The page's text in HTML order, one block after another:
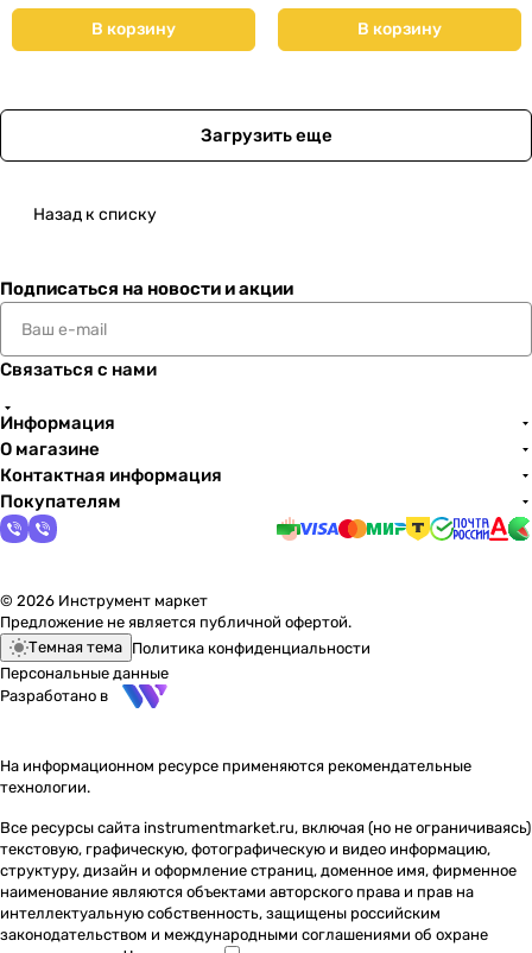
В корзину В корзину
Загрузить еще
Назад к списку
Подписаться на новости и акции
Связаться с нами
Информация
О магазине
Контактная информация
Покупателям
© 2026 Инструмент маркет
Предложение не является публичной офертой.
Темная тема Политика конфиденциальности
Персональные данные
Разработано в
На информационном ресурсе применяются рекомендательные
технологии.
Все ресурсы сайта instrumentmarket.ru, включая (но не ограничиваясь)
текстовую, графическую, фотографическую и видео информацию,
структуру, дизайн и оформление страниц, доменное имя, фирменное
наименование являются объектами авторского права и прав на
интеллектуальную собственность, защищены российским
законодательством и международными соглашениями об охране